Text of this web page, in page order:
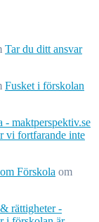
Tar du ditt ansvar
Fusket i förskolan
maktperspektiv.se
vi fortfarande inte
Förskola om
rättigheter -